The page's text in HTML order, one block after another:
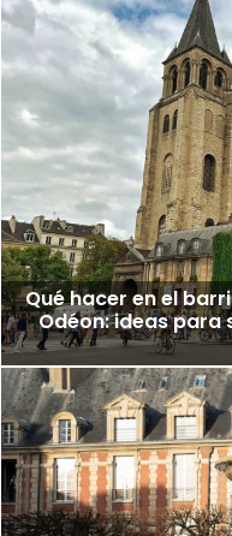
Qué hacer en el
Odéon: ideas